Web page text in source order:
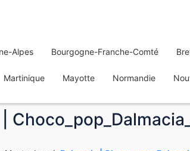
Alpes Bourgogne-Franche-Comté
Martinique Mayotte Normandie